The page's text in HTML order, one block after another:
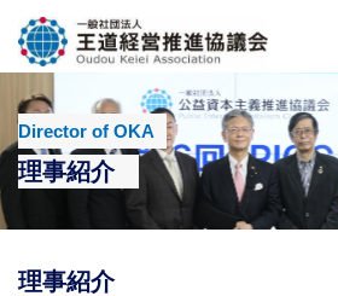
Director of OKA
理事紹介
理事紹介